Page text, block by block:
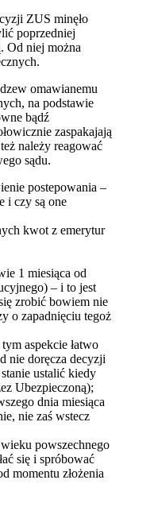
ZUS minęło
poprzedniej
Od niej można
omawianemu
na podstawie
bądź
zaspakajają
należy reagować
sądu.
postepowania –
i czy są one
kwot z emerytur
1 miesiąca od
– i to jest
zrobić bowiem nie
o zapadnięciu tegoż
aspekcie łatwo
nie doręcza decyzji
ustalić kiedy
Ubezpieczoną);
dnia miesiąca
nie zaś wstecz
powszechnego
się i spróbować
momentu złożenia